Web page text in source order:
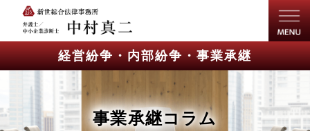
経営紛争・内部紛争・事業承継
事業承継コラム